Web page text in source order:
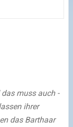
muss auch -
ihrer
das Barthaar